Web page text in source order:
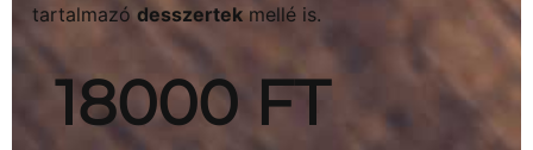
tartalmazódesszertek mellé is.
18000 FT